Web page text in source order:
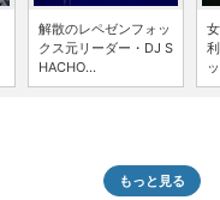
解散のレペゼンフォッ
クス元リーダー・DJ S
HACHO...
もっと見る